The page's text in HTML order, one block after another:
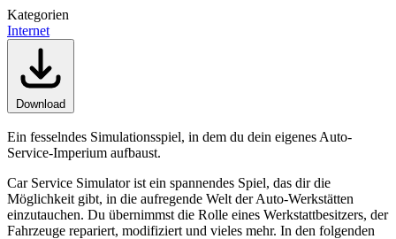
Kategorien
Internet
Download
Ein fesselndes Simulationsspiel, in dem du dein eigenes Auto-
Service-Imperium aufbaust.
Car Service Simulator ist ein spannendes Spiel, das dir die
Möglichkeit gibt, in die aufregende Welt der Auto-Werkstätten
einzutauchen. Du übernimmst die Rolle eines Werkstattbesitzers, der
Fahrzeuge repariert, modifiziert und vieles mehr. In den folgenden